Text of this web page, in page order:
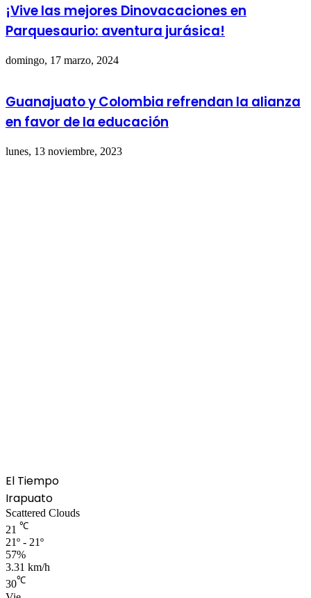
¡Vive las mejores Dinovacaciones en
Parquesaurio: aventura jurásica!
domingo, 17 marzo, 2024
Guanajuato y Colombia refrendan la alianza
en favor de la educación
lunes, 13 noviembre, 2023
El Tiempo
Irapuato
Scattered Clouds
21 ℃
21º - 21º
57%
3.31 km/h
30℃